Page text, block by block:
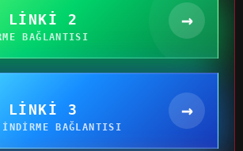
LINKI 2
BAĞLANTISI
→
LINKI 3
BAĞLANTISI
→